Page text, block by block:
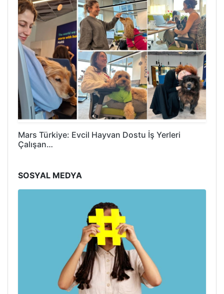
Mars Türkiye: Evcil Hayvan Dostu İş Yerleri
Çalışan…
SOSYAL MEDYA